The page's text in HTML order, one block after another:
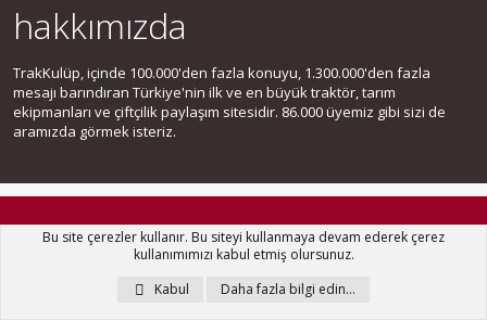
hakkımızda
TrakKulüp, içinde 100.000'den fazla konuyu, 1.300.000'den fazla
mesajı barındıran Türkiye'nin ilk ve en büyük traktör, tarım
ekipmanları ve çiftçilik paylaşım sitesidir. 86.000 üyemiz gibi sizi de
aramızda görmek isteriz.
bizi takip edin
Bu site çerezler kullanır. Bu siteyi kullanmaya devam ederek çerez
kullanımımızı kabul etmiş olursunuz.
Kabul
Daha fazla bilgi edin…